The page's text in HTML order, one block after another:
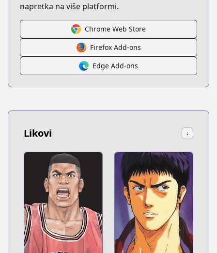
napretka na više platformi.
Chrome Web Store
Firefox Add-ons
Edge Add-ons
Likovi ↓